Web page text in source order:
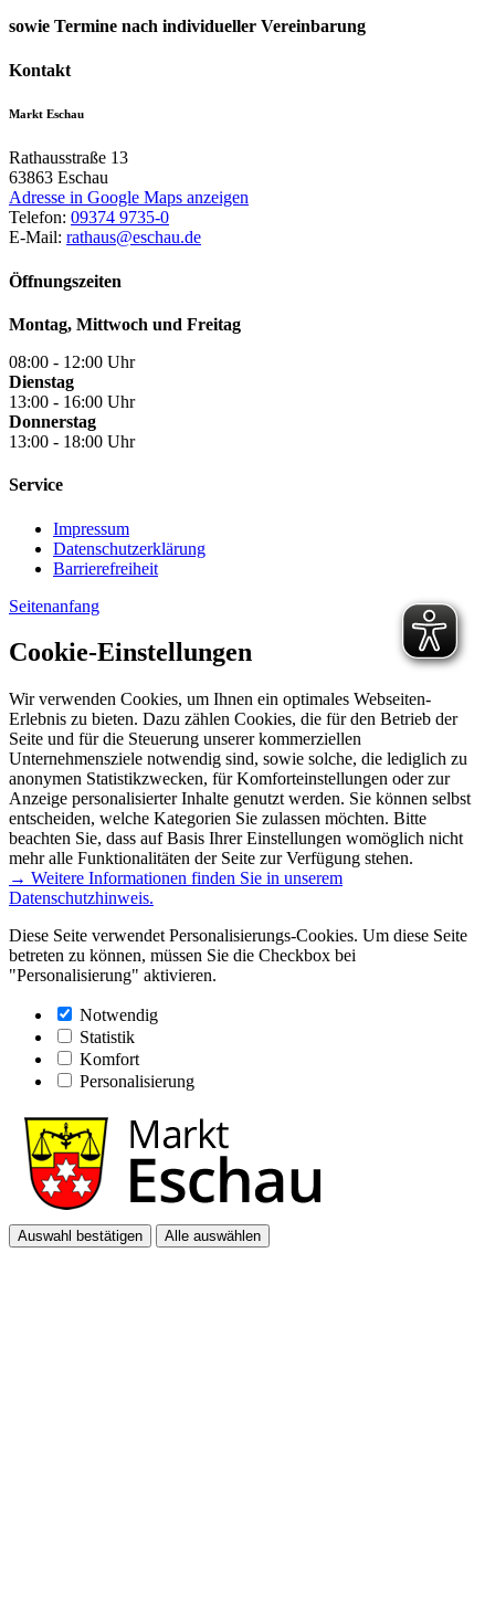
sowie Termine nach individueller Vereinbarung
Kontakt
Markt Eschau
Rathausstraße 13
63863 Eschau
Adresse in Google Maps anzeigen
Telefon: 09374 9735-0
E-Mail: rathaus@eschau.de
Öffnungszeiten
Montag, Mittwoch und Freitag
08:00 - 12:00 Uhr
Dienstag
13:00 - 16:00 Uhr
Donnerstag
13:00 - 18:00 Uhr
Service
Impressum
Datenschutzerklärung
Barrierefreiheit
Seitenanfang
Cookie-Einstellungen
Wir verwenden Cookies, um Ihnen ein optimales Webseiten-
Erlebnis zu bieten. Dazu zählen Cookies, die für den Betrieb der
Seite und für die Steuerung unserer kommerziellen
Unternehmensziele notwendig sind, sowie solche, die lediglich zu
anonymen Statistikzwecken, für Komforteinstellungen oder zur
Anzeige personalisierter Inhalte genutzt werden. Sie können selbst
entscheiden, welche Kategorien Sie zulassen möchten. Bitte
beachten Sie, dass auf Basis Ihrer Einstellungen womöglich nicht
mehr alle Funktionalitäten der Seite zur Verfügung stehen.
→ Weitere Informationen finden Sie in unserem
Datenschutzhinweis.
Diese Seite verwendet Personalisierungs-Cookies. Um diese Seite
betreten zu können, müssen Sie die Checkbox bei
"Personalisierung" aktivieren.
Notwendig
Statistik
Komfort
Personalisierung
Auswahl bestätigen Alle auswählen